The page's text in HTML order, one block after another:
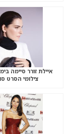
איילת זורר סיימה
צילומי הסרט